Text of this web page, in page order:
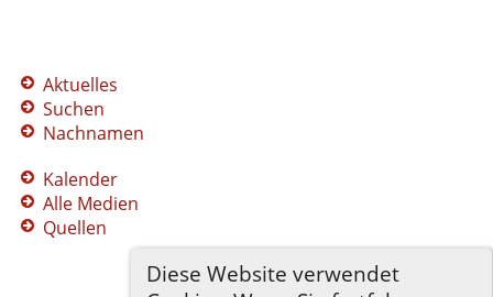
Diese Website verwendet
Aktuelles
Suchen
Nachnamen
Kalender
Alle Medien
Quellen